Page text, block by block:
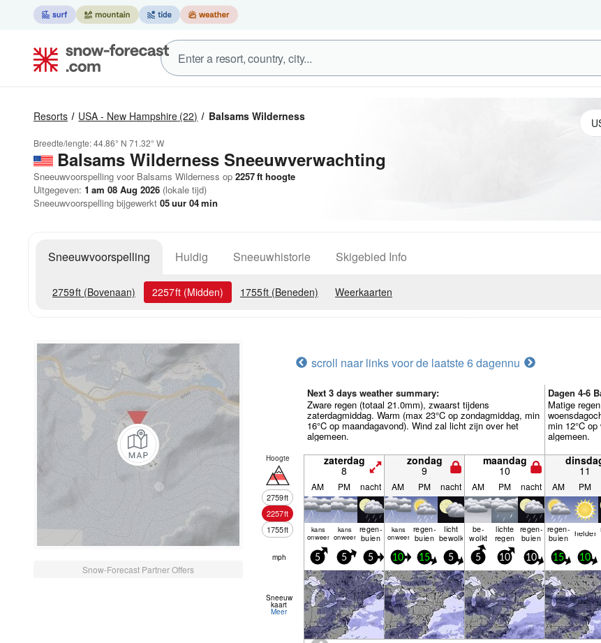
Resorts USA - New Hampshire (22) Balsams Wilderness
Breedte/lengte:44.86° N 71.32° W
Balsams Wilderness Sneeuwverwachting
Sneeuwvoorspelling voor Balsams Wilderness op 2257ft hoogte
Uitgegeven: 1 am 08 Aug 2026 (lokale tijd)
Sneeuwvoorspelling bijgewerkt 05uur 03min
Sneeuwvoorspelling Huidig Sneeuwhistorie Skigebied Info
2759ft (Bovenaan) 2257ft (Midden) 1755ft (Beneden) Weerkaarten
Snow-Forecast Partner Offers
scroll naar links voor de laatste 6 dagennu
Next 3 days weather summary:
Zware regen (totaal 21.0mm), zwaarst tijdens
zaterdagmiddag. Warm (max 23°C op zondagmiddag, min
16°C op maandagavond). Wind zal licht zijn over het
algemeen.
Dagen 4-6
Matige
min 12°C
algemeen.
Hoogte
2759ft
2257ft
1755ft
zaterdag
8
zondag
9
maandag
10 11
AM PM nacht AM PM nacht AM PM nacht AM PM
kans
onweer
kans
onweer
regen­
buien
kans
onweer
regen­
buien
licht
bewolkt
be­
wolkt
lichte
regen
regen­
buien
regen­
buien helder
mph 5 5 5 10 15 5 5 10 10 15 10
Sneeuw
kaart
Meer